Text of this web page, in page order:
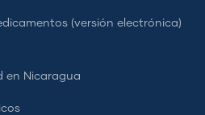
(versión electrónica)
en Nicaragua